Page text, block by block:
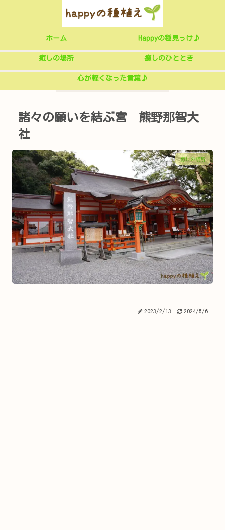
ホーム Happyの種見っけ♪
癒しの場所 癒しのひととき
心が軽くなった言葉♪
諸々の願いを結ぶ宮 熊野那智大
社
癒しの場所
2023/2/13 2024/5/6